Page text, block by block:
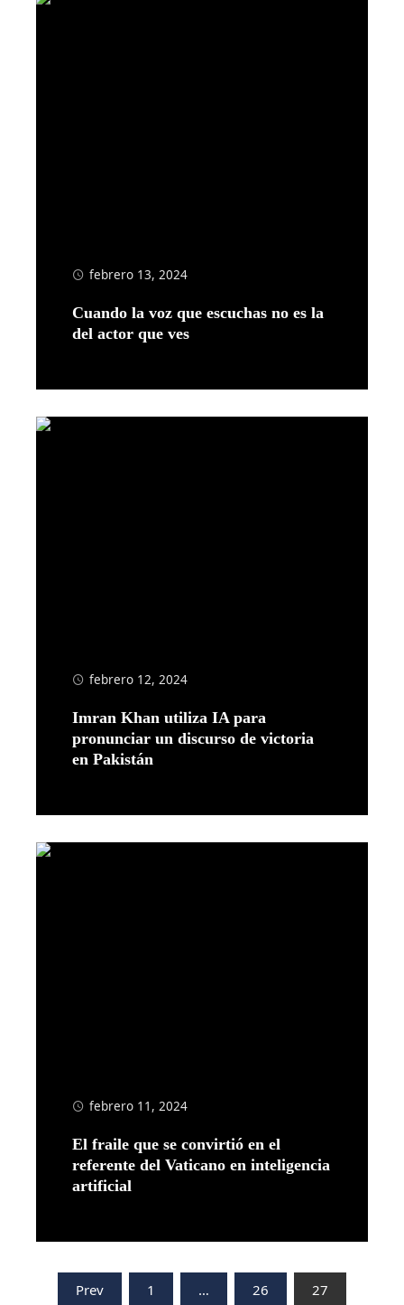
febrero 13, 2024
Cuando la voz que escuchas no es la
del actor que ves
febrero 12, 2024
Imran Khan utiliza IA para
pronunciar un discurso de victoria
en Pakistán
febrero 11, 2024
El fraile que se convirtió en el
referente del Vaticano en inteligencia
artificial
Paginación
Prev 1 … 26 27